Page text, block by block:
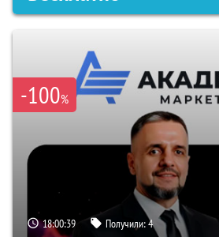
-100%
18:00:38 Получили:4